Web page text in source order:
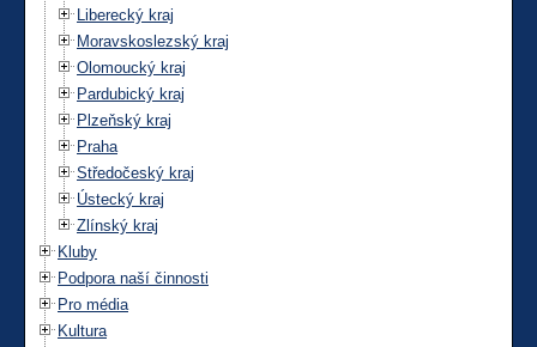
Liberecký kraj
Moravskoslezský kraj
Olomoucký kraj
Pardubický kraj
Plzeňský kraj
Praha
Středočeský kraj
Ústecký kraj
Zlínský kraj
Kluby
Podpora naší činnosti
Pro média
Kultura